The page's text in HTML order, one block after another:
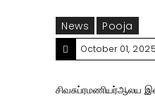
News Pooja
October 01, 2025
சிவசுப்ரமணியர்ஆலய